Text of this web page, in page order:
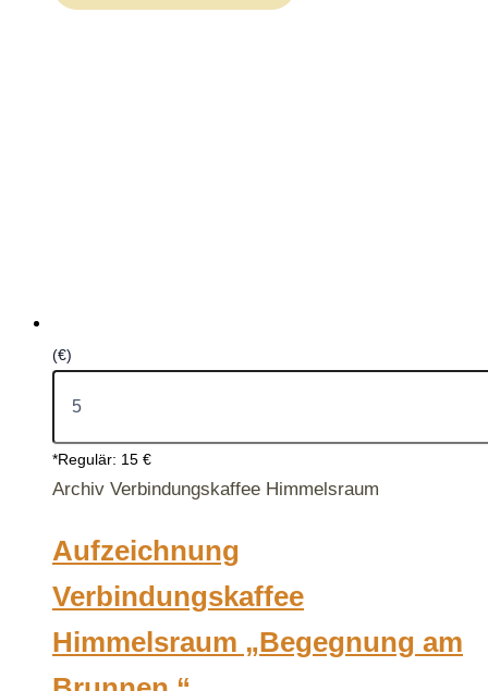
(€)
*Regulär: 15 €
Archiv Verbindungskaffee Himmelsraum
Aufzeichnung
Verbindungskaffee
Himmelsraum „Begegnung am